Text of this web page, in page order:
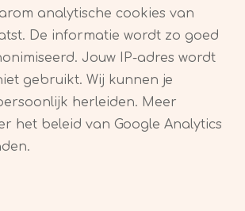
analytische cookies van
De informatie wordt zo goed
Jouw IP-adres wordt
gebruikt. Wij kunnen je
herleiden. Meer
het beleid van Google Analytics